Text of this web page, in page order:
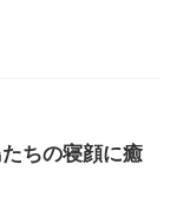
ちの寝顔に癒